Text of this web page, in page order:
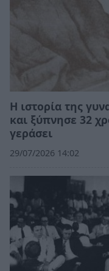
Η ιστορία της
και ξύπνησε 32
γεράσει
29/07/2026 14:02